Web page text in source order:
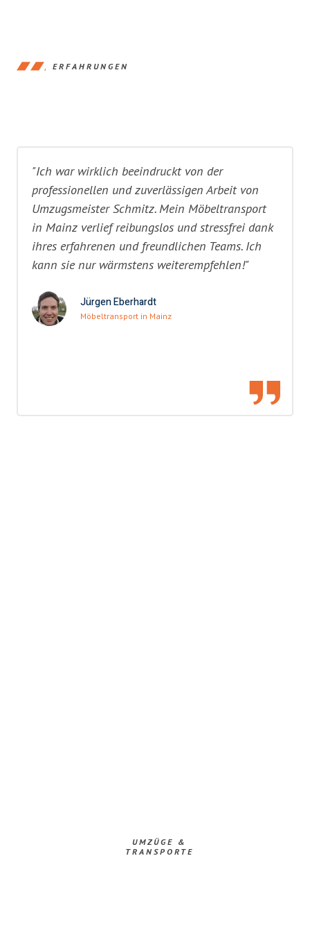
ERFAHRUNGEN
"Ich war wirklich beeindruckt von der
professionellen und zuverlässigen Arbeit von
Umzugsmeister Schmitz. Mein Möbeltransport
in Mainz verlief reibungslos und stressfrei dank
ihres erfahrenen und freundlichen Teams. Ich
kann sie nur wärmstens weiterempfehlen!"
Jürgen Eberhardt
Möbeltransport in Mainz
UMZÜGE &
TRANSPORTE